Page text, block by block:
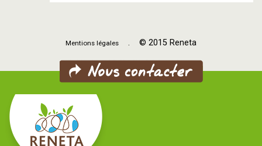
Mentions légales . © 2015 Reneta